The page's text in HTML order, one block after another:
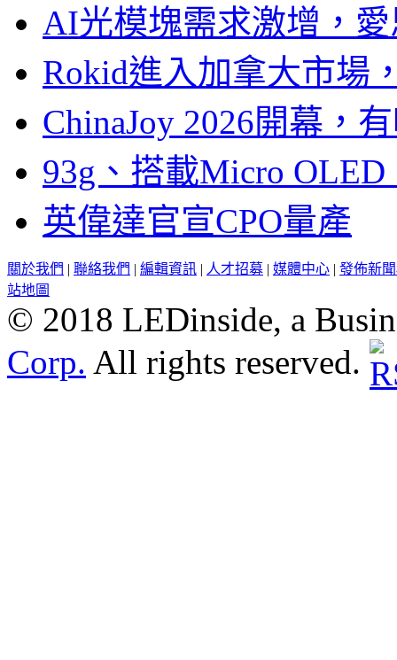
AI光模塊需求激增，
Rokid進入加拿大市場
ChinaJoy 2026開幕，
93g、搭載Micro
英偉達官宣CPO量產
關於我們 | 聯絡我們 | 編輯資訊 | 人才招募 | 媒體中心 | 發佈新
站地圖
© 2018 LEDinside, a
Corp. All rights reserved.